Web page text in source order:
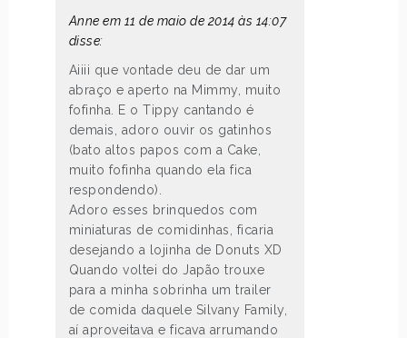
Anne em 11 de maio de 2014 às 14:07
disse:
Aiiii que vontade deu de dar um
abraço e aperto na Mimmy, muito
fofinha. E o Tippy cantando é
demais, adoro ouvir os gatinhos
(bato altos papos com a Cake,
muito fofinha quando ela fica
respondendo).
Adoro esses brinquedos com
miniaturas de comidinhas, ficaria
desejando a lojinha de Donuts XD
Quando voltei do Japão trouxe
para a minha sobrinha um trailer
de comida daquele Silvany Family,
aí aproveitava e ficava arrumando